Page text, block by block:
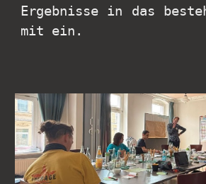
Ergebnisse in das
mit ein.